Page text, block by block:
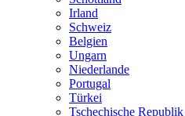
Irland
Schweiz
Belgien
Ungarn
Niederlande
Portugal
Türkei
Tschechische Republik